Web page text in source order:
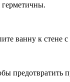
герметичны.
ванну к
предотвратить